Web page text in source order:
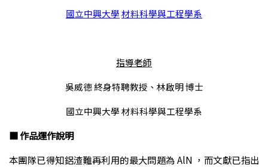
國立中興大學材料科學與工程學系
指導老師
吳威德 終身特聘教授、林啟明 博士
國立中興大學 材料科學與工程學系
■ 作品運作說明
本團隊已得知鋁渣難再利用的最大問題為 AlN ，而文獻已指出